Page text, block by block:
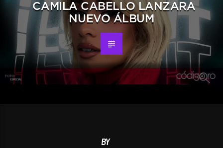
CAMILA CABELLO LANZARA
NUEVO ÁLBUM
BY